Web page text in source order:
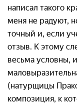
написал такого
меня не радуют,
точный и, если
отзыв. К этому
весьма условны,
(натурщицы
композиция, к